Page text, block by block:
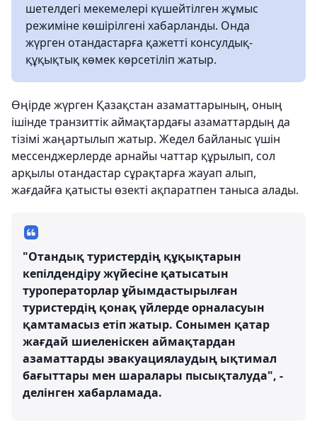
шетелдегі мекемелері күшейтілген жұмыс
режиміне көшірілгені хабарланды. Онда
жүрген отандастарға қажетті консулдық-
құқықтық көмек көрсетіліп жатыр.
Өңірде жүрген Қазақстан азаматтарының, оның
ішінде транзиттік аймақтардағы азаматтардың да
тізімі жаңартылып жатыр. Жедел байланыс үшін
мессенджерлерде арнайы чаттар құрылып, сол
арқылы отандастар сұрақтарға жауап алып,
жағдайға қатысты өзекті ақпаратпен таныса алады.
"Отандық туристердің құқықтарын
кепілдендіру жүйесіне қатысатын
туроператорлар ұйымдастырылған
туристердің қонақ үйлерде орналасуын
қамтамасыз етіп жатыр. Сонымен қатар
жағдай шиеленіскен аймақтардан
азаматтарды эвакуациялаудың ықтимал
бағыттары мен шаралары пысықталуда", -
делінген хабарламада.